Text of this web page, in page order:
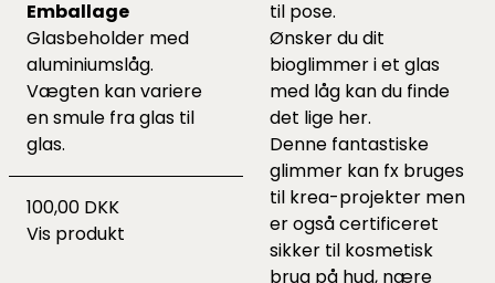
Emballage
Glasbeholder med
aluminiums­låg.
Vægten kan variere
en smule fra glas til
glas.
100,00 DKK
Vis produkt
til pose.
Ønsker du dit
bioglimmer i et glas
med låg kan du finde
det lige her.
Denne fantastiske
glimmer kan fx bruges
til krea-projekter men
er også certificeret
sikker til kosmetisk
brug på hud, nære